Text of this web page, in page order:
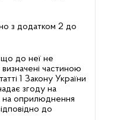
з додатком 2 до
що до неї не
частиною
1 Закону України
згоду на
на оприлюднення
до